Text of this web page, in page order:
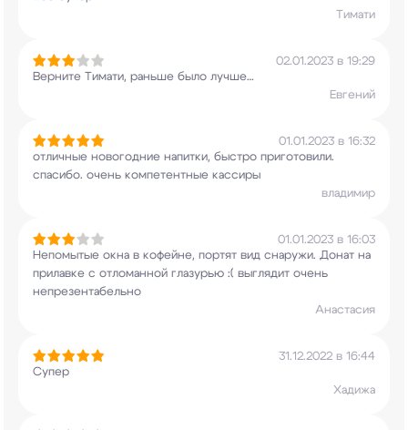
Тимати
02.01.2023 в 19:29
Верните Тимати, раньше было лучше…
Евгений
01.01.2023 в 16:32
отличные новогодние напитки, быстро приготовили.
спасибо. очень компетентные кассиры
владимир
01.01.2023 в 16:03
Непомытые окна в кофейне, портят вид снаружи. Донат на
прилавке с отломанной глазурью :( выглядит очень
непрезентабельно
Анастасия
31.12.2022 в 16:44
Супер
Хадижа